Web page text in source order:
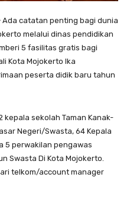
Ada catatan penting bagi dunia
melalui dinas pendidikan
5 fasilitas gratis bagi
Kota Mojokerto Ika
peserta didik baru tahun
sekolah Taman Kanak-
Negeri/Swasta, 64 Kepala
5 perwakilan pengawas
Swasta Di Kota Mojokerto.
telkom/account manager